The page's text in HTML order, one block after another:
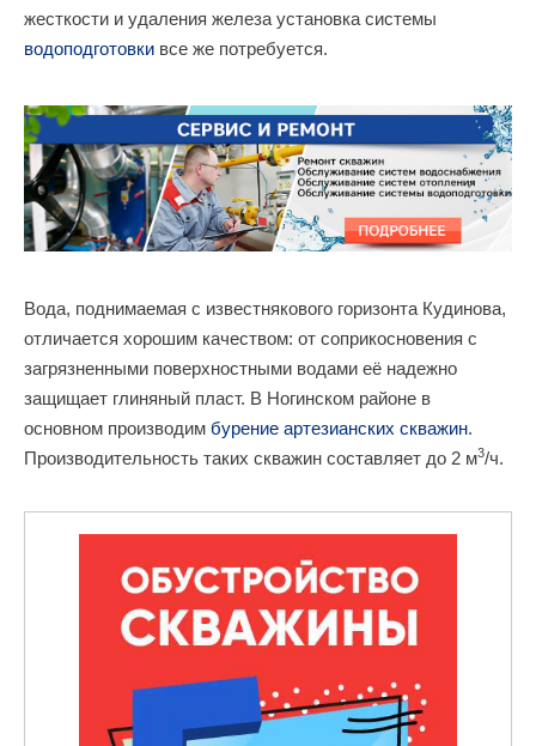
жесткости и удаления железа установка системы
водоподготовки все же потребуется.
Вода, поднимаемая с известнякового горизонта Кудинова,
отличается хорошим качеством: от соприкосновения с
загрязненными поверхностными водами её надежно
защищает глиняный пласт. В Ногинском районе в
основном производим бурение артезианских скважин.
Производительность таких скважин составляет до 2 м3/ч.